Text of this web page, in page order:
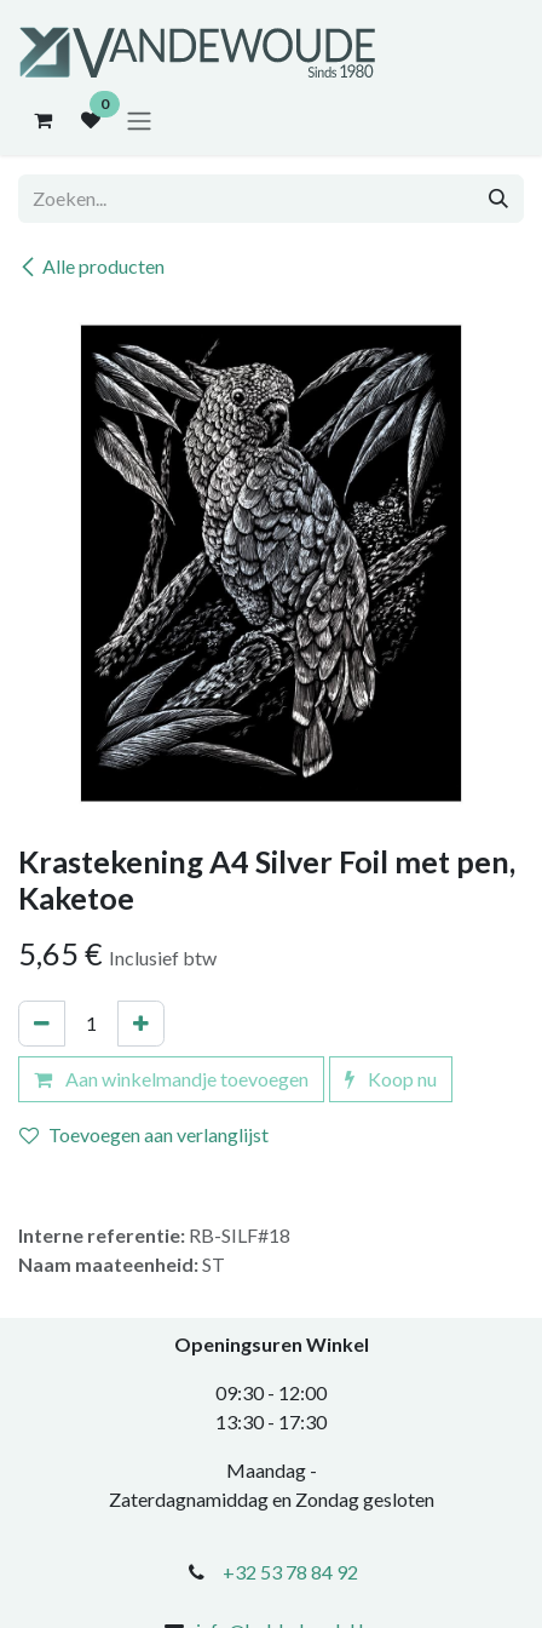
0
Alle producten
Krastekening A4 Silver Foil met pen,
Kaketoe
5,65 € Inclusief btw
Aan winkelmandje toevoegen Koop nu
Toevoegen aan verlanglijst
Interne referentie: RB-SILF#18
Naam maateenheid:ST
Openingsuren Winkel
0​9:30 - 12:00
​13:30 - 17:30​
Maandag -
Zaterdagnamiddag en Zondag gesloten
+32 53 78 84 92